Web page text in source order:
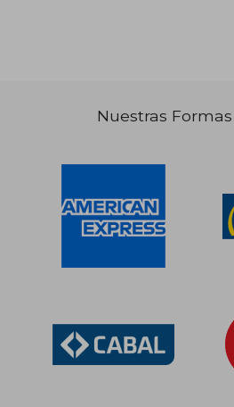
Nuestras